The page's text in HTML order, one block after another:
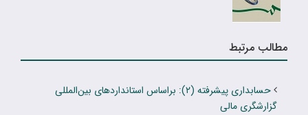
مطالب مرتبط
حسابداری پیشرفته (۲): براساس استانداردهای بین‌المللی
گزارشگری مالی